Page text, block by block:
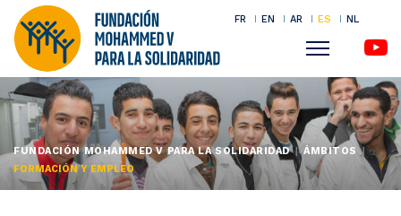
Pasar
al
contenido
principal
FR EN AR ES NL
Menu
FUNDACIÓN MOHAMMED V PARA LA SOLIDARIDAD
ÁMBITOS
FORMACIÓN Y EMPLEO